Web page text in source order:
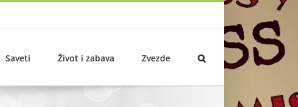
Saveti Život i zabava Zvezde